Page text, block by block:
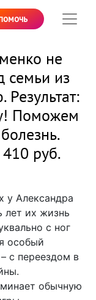
не
семьи из
Результат:
Поможем
410 руб.
у Александра
лет их жизнь
с ног
особый
с переездом в
обычную